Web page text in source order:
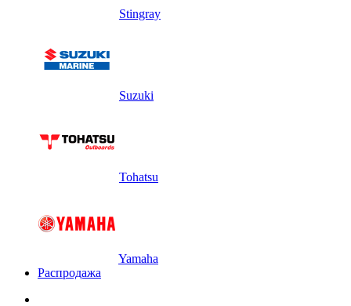
Stingray
Suzuki
Tohatsu
Yamaha
Распродажа